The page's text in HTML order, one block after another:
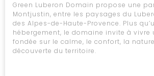
Green Luberon Domain propose une
Montjustin, entre les paysages du
des Alpes-de-Haute-Provence. Plus
hébergement, le domaine invite à vivre
fondée sur le calme, le confort, la
découverte du territoire.